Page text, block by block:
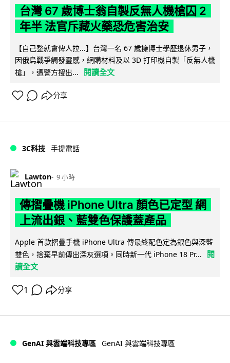
台灣 67 歲博士翁自製反無人機槍囚 2
年半 法官斥藏火藥恐危害治安
【自己整就會俾人拉...】台灣一名 67 歲擁博士學歷退休男子，
因俄烏戰爭觸發靈感，網購材料及以 3D 打印機自製「反無人機
槍」，遭警方搜出...
閱讀全文
分享
3C科技 手提電話
Lawton 9 小時
傳摺疊機 iPhone Ultra 顏色已定型 網
上流出銀、藍雙色保護蓋產品
Apple 首款摺疊手機 iPhone Ultra 傳最終配色定為銀色與深藍
雙色，捨棄早前傳出深灰選項。同時新一代 iPhone 18 Pr...
閱
讀全文
1 分享
GenAI 與雲端科技專區 GenAI 與雲端科技專區